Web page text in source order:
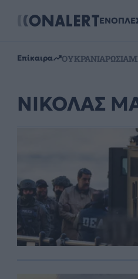
Επίκαιρα ΟΥΚΡΑΝΙΑΡΩΣΙΑ
ΝΙΚΟΛΑΣ